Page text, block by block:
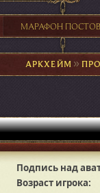
МАРАФОН ПОСТОВ
АРКХЕЙМ ►
Подпись над
Возраст игрока: